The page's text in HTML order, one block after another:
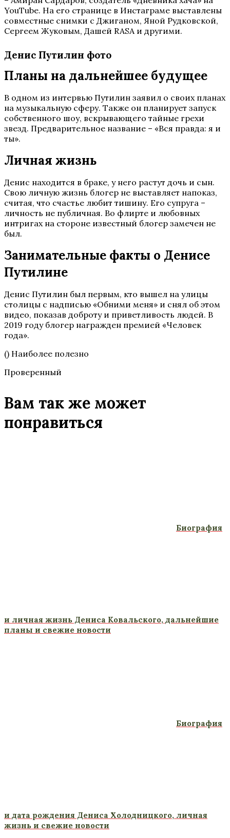
YouTube. На его странице в Инстаграме выставлены
совместные снимки с Джиганом, Яной Рудковской,
Сергеем Жуковым, Дашей RASA и другими.
Денис Путилин фото
Планы на дальнейшее будущее
В одном из интервью Путилин заявил о своих планах
на музыкальную сферу. Также он планирует запуск
собственного шоу, вскрывающего тайные грехи
звезд. Предварительное название – «Вся правда: я и
ты».
Личная жизнь
Денис находится в браке, у него растут дочь и сын.
Свою личную жизнь блогер не выставляет напоказ,
считая, что счастье любит тишину. Его супруга –
личность не публичная. Во флирте и любовных
интригах на стороне известный блогер замечен не
был.
Занимательные факты о Денисе
Путилине
Денис Путилин был первым, кто вышел на улицы
столицы с надписью «Обними меня» и снял об этом
видео, показав доброту и приветливость людей. В
2019 году блогер награжден премией «Человек
года».
() Наиболее полезно
Проверенный
Вам так же может
понравиться
Биография
и личная жизнь Дениса Ковальского, дальнейшие
планы и свежие новости
Биография
и дата рождения Дениса Холодницкого, личная
жизнь и свежие новости